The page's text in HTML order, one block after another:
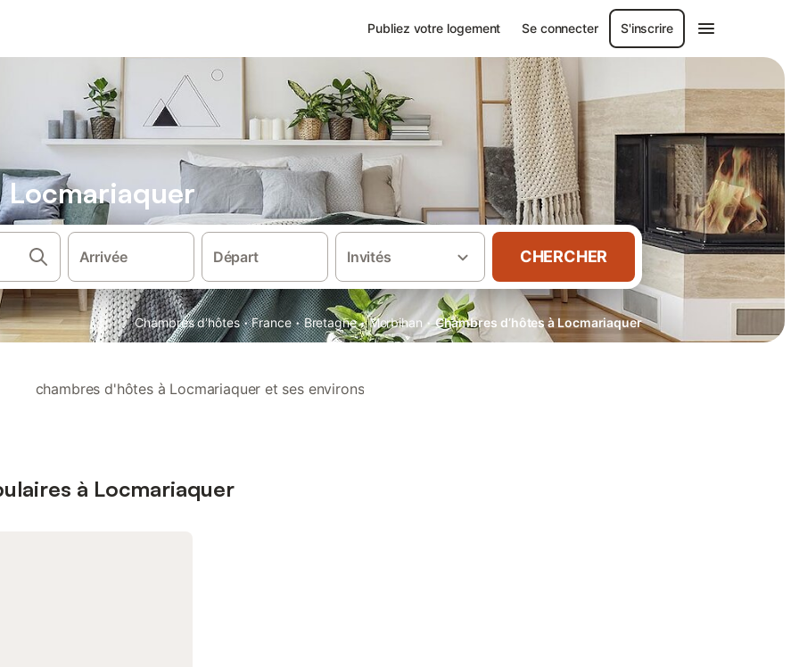
Publiez votre logement Se connecter S'inscrire
Arrivée Départ Invités CHERCHER
Chambres d'hôtes · France · Bretagne · Morbihan · Chambres d’hôtes à Locmariaquer
chambres d'hôtes à Locmariaquer et ses environs
à Locmariaquer